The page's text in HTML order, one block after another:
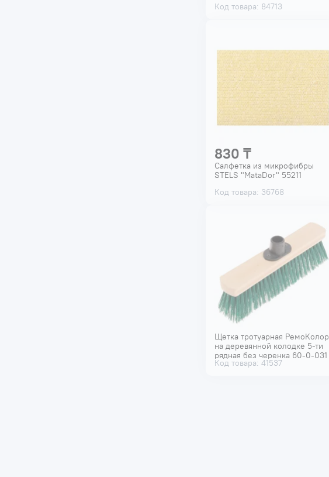
Код товара: 84713
830 ₸
Салфетка из микрофибры
STELS "MataDor" 55211
Код товара: 36768
Щетка тротуарная РемоКолор
на деревянной колодке 5-ти
рядная без черенка 60-0-031
Код товара: 41537